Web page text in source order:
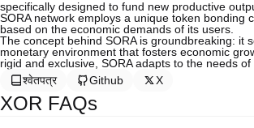
specifically designed to fund new productive
SORA network employs a unique token bonding
based on the economic demands of its users.
The concept behind SORA is groundbreaking: it
monetary environment that fosters economic
rigid and exclusive, SORA adapts to the needs
श्वेतपत्र
Github X
XOR FAQs